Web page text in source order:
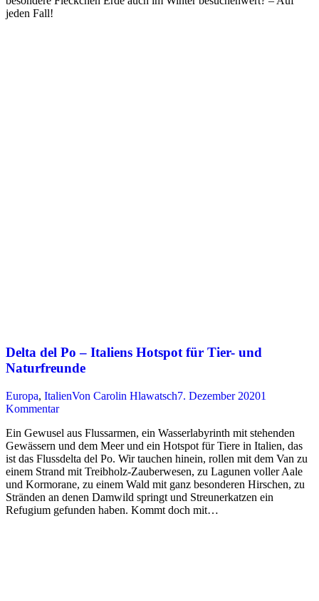
jeden Fall!
Delta del Po – Italiens Hotspot für Tier- und
Naturfreunde
Europa, ItalienVon Carolin Hlawatsch7. Dezember 20201
Kommentar
Ein Gewusel aus Flussarmen, ein Wasserlabyrinth mit stehenden
Gewässern und dem Meer und ein Hotspot für Tiere in Italien, das
ist das Flussdelta del Po. Wir tauchen hinein, rollen mit dem Van zu
einem Strand mit Treibholz-Zauberwesen, zu Lagunen voller Aale
und Kormorane, zu einem Wald mit ganz besonderen Hirschen, zu
Stränden an denen Damwild springt und Streunerkatzen ein
Refugium gefunden haben. Kommt doch mit…